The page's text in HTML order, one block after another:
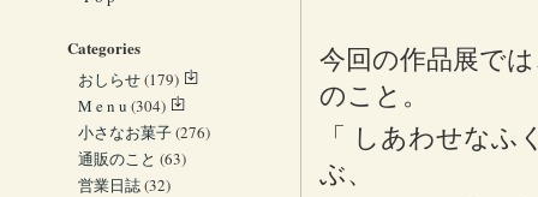
今回の作品展で
のこと。
「 しあわせな
ぶ、
Categories
おしらせ(179)
M e n u (304)
小さなお菓子(276)
通販のこと (63)
営業日誌(32)